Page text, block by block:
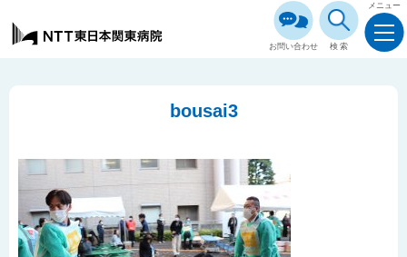
お問い合わせ 検索
メニュー
bousai3